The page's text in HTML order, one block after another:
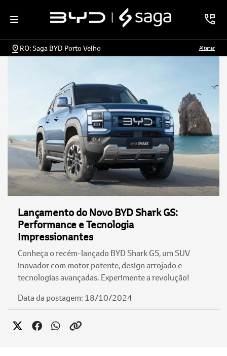
RO: Saga BYD Porto Velho Alterar
Lançamento do Novo BYD Shark GS:
Performance e Tecnologia
Impressionantes
Conheça o recém-lançado BYD Shark GS, um SUV
inovador com motor potente, design arrojado e
tecnologias avançadas. Experimente a revolução!
Data da postagem: 18/10/2024